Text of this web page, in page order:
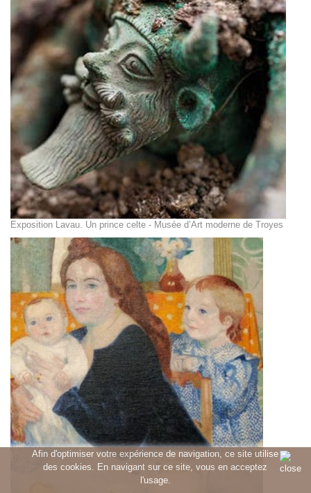
Afin d'optimiser votre expérience de navigation, ce site utilise
des cookies. En navigant sur ce site, vous en acceptez
l'usage.
Exposition Lavau. Un prince celte - Musée d’Art moderne de Troyes